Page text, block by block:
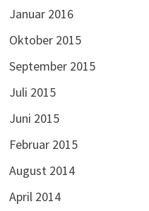
Januar 2016
Oktober 2015
September 2015
Juli 2015
Juni 2015
Februar 2015
August 2014
April 2014